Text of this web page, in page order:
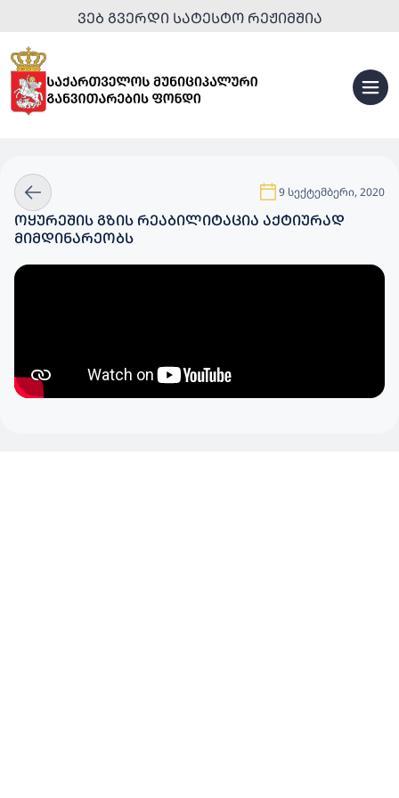
ᲕᲔᲑ ᲒᲕᲔᲠᲓᲘ ᲡᲐᲢᲔᲡᲢᲝ ᲠᲔᲟᲘᲛᲨᲘᲐ
9 სექტემბერი, 2020
ᲝᲧᲣᲠᲔᲨᲘᲡ ᲒᲖᲘᲡ ᲠᲔᲐᲑᲘᲚᲘᲢᲐᲪᲘᲐ ᲐᲥᲢᲘᲣᲠᲐᲓ
ᲛᲘᲛᲓᲘᲜᲐᲠᲔᲝᲑᲡ